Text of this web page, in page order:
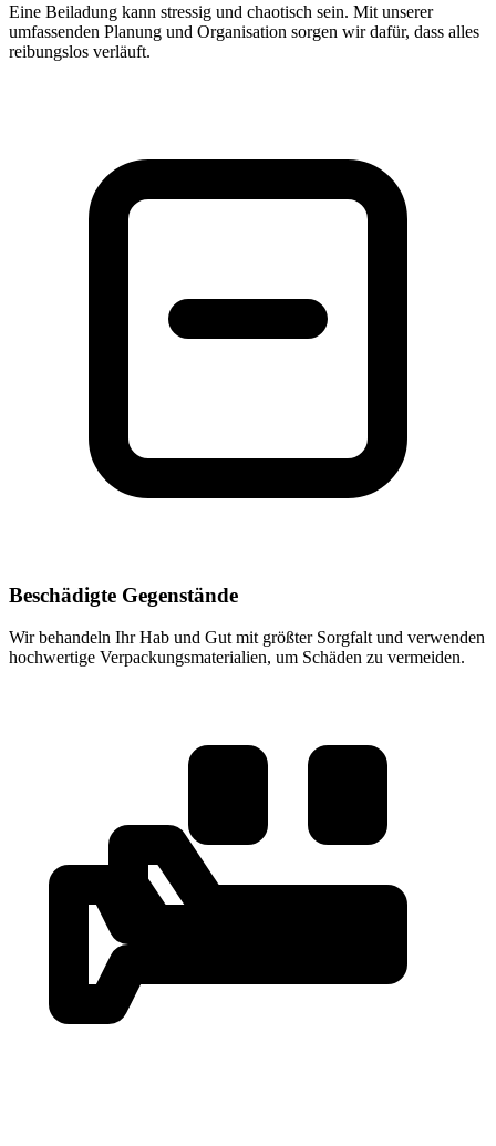
Eine Beiladung kann stressig und chaotisch sein. Mit unserer
umfassenden Planung und Organisation sorgen wir dafür, dass alles
reibungslos verläuft.
Beschädigte Gegenstände
Wir behandeln Ihr Hab und Gut mit größter Sorgfalt und verwenden
hochwertige Verpackungsmaterialien, um Schäden zu vermeiden.